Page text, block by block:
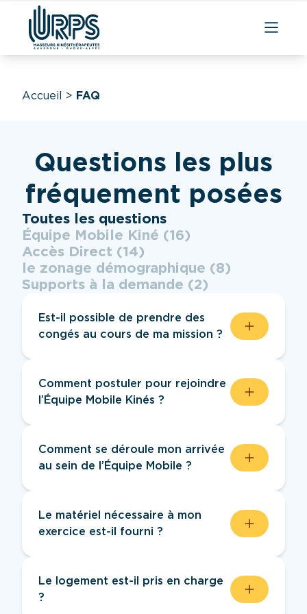
contenu
Accueil > FAQ
Questions les plus
fréquement posées
Catégories FAQ
Toutes les questions
Équipe Mobile Kiné (16)
Accès Direct (14)
le zonage démographique (8)
Supports à la demande (2)
Est-il possible de prendre des
congés au cours de ma mission ?
informé l’URPS, tu peux prendre des
congés et te faire remplacer si besoin.
Comment postuler pour rejoindre
l’Équipe Mobile Kinés ?
remplir le formulaire dédié. L’URPS MK
ARA prendra alors contact avec vous afin
Comment se déroule mon arrivée
au sein de l’Équipe Mobile ?
êtes en relation avec l’URPS MK ARA
afin de préparer votre arrivée dans les
coordinateur sur place.
Le matériel nécessaire à mon
exercice est-il fourni ?
financière du matériel nécessaire à votre
exercice (équipement, licence facturation
Le logement est-il pris en charge
?